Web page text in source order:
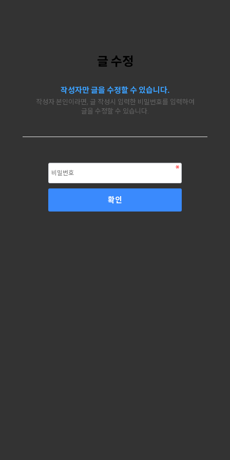
글 수정
작성자만 글을 수정할 수 있습니다.
작성자 본인이라면, 글 작성시 입력한 비밀번호를 입력하여
글을 수정할 수 있습니다.